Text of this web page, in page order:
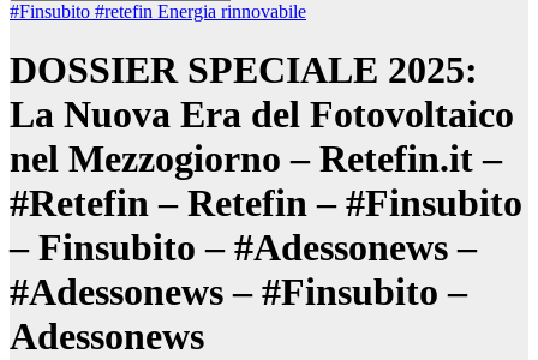
#Finsubito #retefin Energia rinnovabile
DOSSIER SPECIALE 2025:
La Nuova Era del Fotovoltaico
nel Mezzogiorno – Retefin.it –
#Retefin – Retefin – #Finsubito
– Finsubito – #Adessonews –
#Adessonews – #Finsubito –
Adessonews